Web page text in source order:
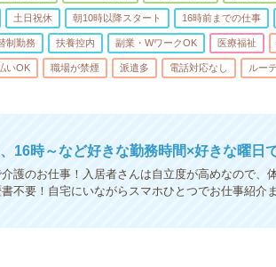
土日祝休 朝10時以降スタート 16時前までの仕事
制勤務 扶養控内 副業・WワークOK 医療福祉
いOK 職場が禁煙 派遣多 電話対応なし ルー
16時～など好きな勤務時間×好きな曜日
護のお仕事！入居者さんは自立度が高めなので、
不要！自宅にいながらスマホひとつでお仕事紹介